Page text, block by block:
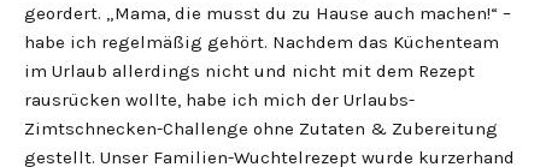
geordert. „Mama, die musst du zu Hause auch machen!“ –
habe ich regelmäßig gehört. Nachdem das Küchenteam
im Urlaub allerdings nicht und nicht mit dem Rezept
rausrücken wollte, habe ich mich der Urlaubs-
Zimtschnecken-Challenge ohne Zutaten & Zubereitung
gestellt. Unser Familien-Wuchtelrezept wurde kurzerhand